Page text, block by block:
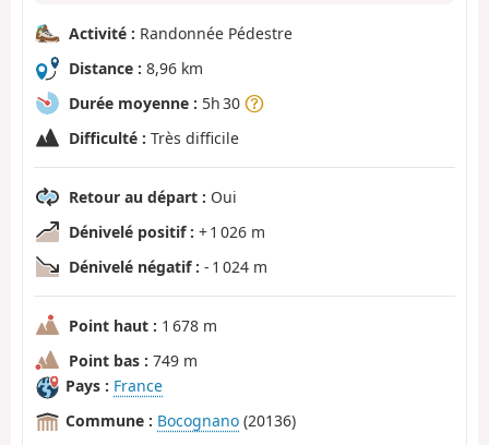
Activité : Randonnée Pédestre
Distance : 8,96 km
Durée moyenne : 5h 30
Difficulté : Très difficile
Retour au départ : Oui
Dénivelé positif : + 1 026 m
Dénivelé négatif : - 1 024 m
Point haut : 1 678 m
Point bas : 749 m
Pays : France
Commune : Bocognano (20136)